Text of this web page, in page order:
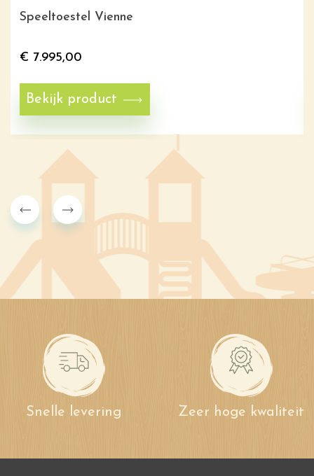
Speeltoestel Vienne
€ 7.995,00
Bekijk product
Snelle levering Zeer hoge kwaliteit